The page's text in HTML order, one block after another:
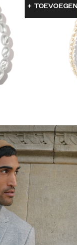
+ TOEVOEGEN